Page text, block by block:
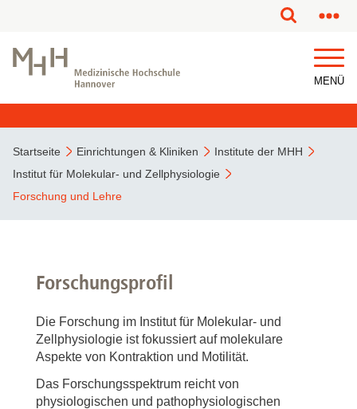
MENÜ
Startseite Einrichtungen & Kliniken
Institute der MHH
Institut für Molekular- und Zellphysiologie
Forschung und Lehre
Forschungsprofil
Die Forschung im Institut für Molekular- und
Zellphysiologie ist fokussiert auf molekulare
Aspekte von Kontraktion und Motilität.
Das Forschungsspektrum reicht von
physiologischen und pathophysiologischen